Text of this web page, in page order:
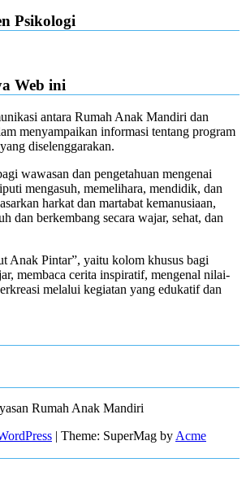
Psikologi
Web ini
antara Rumah Anak Mandiri dan
menyampaikan informasi tentang program
diselenggarakan.
wawasan dan pengetahuan mengenai
mengasuh, memelihara, mendidik, dan
harkat dan martabat kemanusiaan,
dan berkembang secara wajar, sehat, dan
Anak Pintar”, yaitu kolom khusus bagi
membaca cerita inspiratif, mengenal nilai-
melalui kegiatan yang edukatif dan
Rumah Anak Mandiri
| Theme: SuperMag by Acme